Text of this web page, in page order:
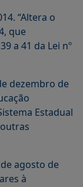
“Altera o
que
a 41 da Lei nº
dezembro de
Estadual
de agosto de
à